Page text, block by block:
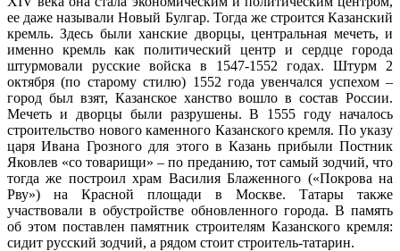
ее даже называли Новый Булгар. Тогда же строится Казанский
кремль. Здесь были ханские дворцы, центральная мечеть, и
именно кремль как политический центр и сердце города
штурмовали русские войска в 1547-1552 годах. Штурм 2
октября (по старому стилю) 1552 года увенчался успехом –
город был взят, Казанское ханство вошло в состав России.
Мечеть и дворцы были разрушены. В 1555 году началось
строительство нового каменного Казанского кремля. По указу
царя Ивана Грозного для этого в Казань прибыли Постник
Яковлев «со товарищи» – по преданию, тот самый зодчий, что
тогда же построил храм Василия Блаженного («Покрова на
Рву») на Красной площади в Москве. Татары также
участвовали в обустройстве обновленного города. В память
об этом поставлен памятник строителям Казанского кремля:
сидит русский зодчий, а рядом стоит строитель-татарин.